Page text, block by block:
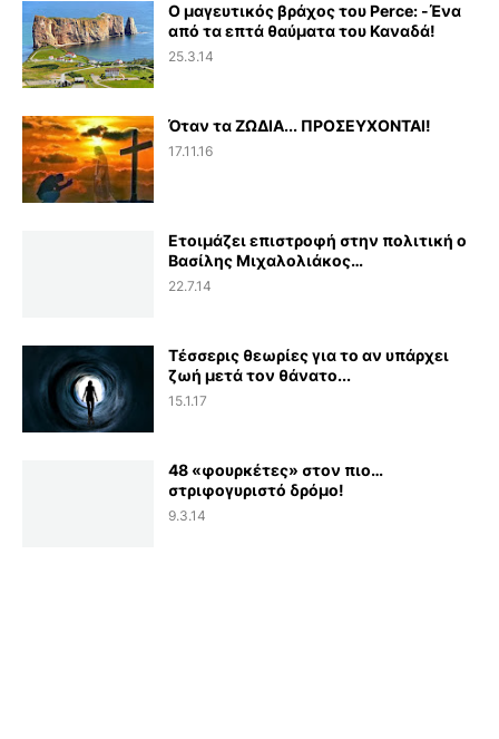
Ο μαγευτικός βράχος του Perce: -Ένα
από τα επτά θαύματα του Καναδά!
25.3.14
Όταν τα ΖΩΔΙΑ... ΠΡΟΣΕΥΧΟΝΤΑΙ!
17.11.16
Ετοιμάζει επιστροφή στην πολιτική ο
Βασίλης Μιχαλολιάκος…
22.7.14
Τέσσερις θεωρίες για το αν υπάρχει
ζωή μετά τον θάνατο...
15.1.17
48 «φουρκέτες» στον πιο…
στριφογυριστό δρόμο!
9.3.14